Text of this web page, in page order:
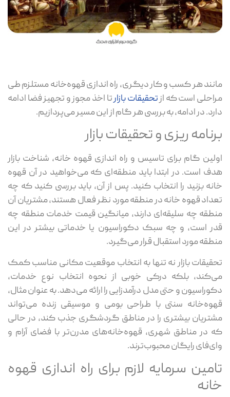
مانند هر کسب و کار دیگری، راه اندازی قهوه‌خانه مستلزم طی
مراحلی است که ازتحقیقات بازارتا اخذ مجوز و تجهیز فضا ادامه
دارد. در ادامه، به بررسی هر گام از این مسیر می‌پردازیم.
برنامه ریزی و تحقیقات بازار
اولین گام برای تاسیس و راه اندازی قهوه خانه، شناخت بازار
هدف است. در ابتدا باید منطقه‌ای که می‌‎خواهید در آن قهوه
خانه بزنید را انتخاب کنید. پس از آن، باید بررسی کنید که چه
تعداد قهوه خانه در منطقه مورد نظر فعال هستند، مشتریان آن
منطقه چه سلیقه‌ای دارند، میانگین قیمت خدمات منطقه چه
قدر است، و چه سبک دکوراسیون یا خدماتی بیشتر در این
منطقه مورد استقبال قرار می‌گیرد.
تحقیقات بازار نه تنها به انتخاب موقعیت مکانی مناسب کمک
می‌کند، بلکه درکی خوبی از نحوه انتخاب نوع خدمات،
دکوراسیون و حتی مدل درآمدزایی را ارائه می‌دهد. به عنوان مثال،
قهوه‌خانه سنتی با طراحی بومی و موسیقی زنده می‌تواند
مشتریان بیشتری را در مناطق گردشگری جذب کند، در حالی
که در مناطق شهری، قهوه‌خانه‌های مدرن‌تر با فضای آرام و
وای‌فای رایگان محبوب‌ترند.
تامین سرمایه لازم برای راه اندازی قهوه
خانه